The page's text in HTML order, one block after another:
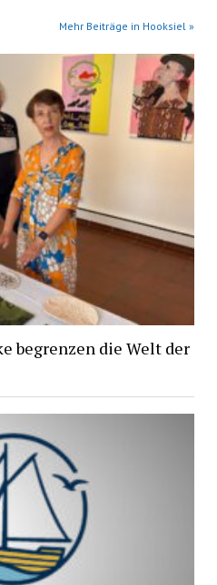
Mehr Beiträge in Hooksiel »
begrenzen die Welt der